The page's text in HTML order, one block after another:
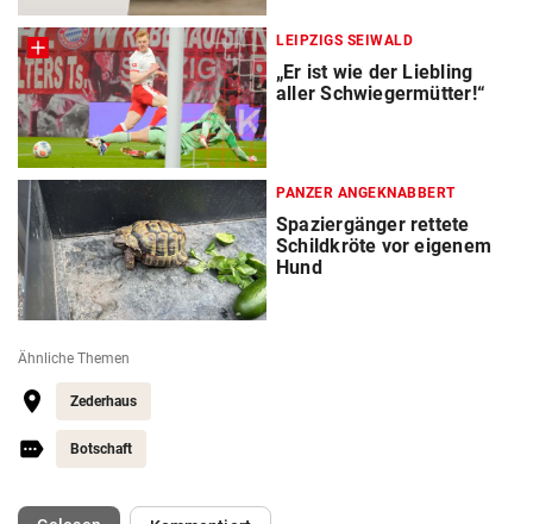
LEIPZIGS SEIWALD
„Er ist wie der Liebling
aller Schwiegermütter!“
PANZER ANGEKNABBERT
Spaziergänger rettete
Schildkröte vor eigenem
Hund
Ähnliche Themen
Zederhaus
Botschaft